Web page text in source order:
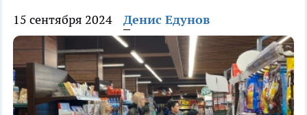
15 сентября 2024 Денис Едунов